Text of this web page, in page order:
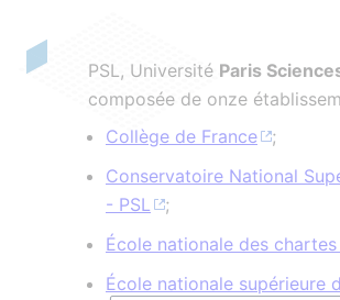
PSL, Université Paris
composée de onze
Collège de France
;
Conservatoire National
- PSL
;
École nationale des chartes
École nationale supérieure